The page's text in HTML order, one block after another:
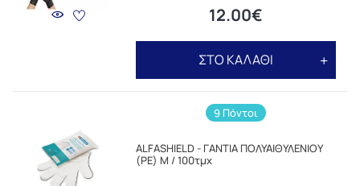
12.00€
ΣΤΟ ΚΑΛΑΘΙ
9 Πόντοι
ALFASHIELD - ΓΑΝΤΙΑ ΠΟΛΥΑΙΘΥΛΕΝΙΟΥ
(PE) M / 100τμχ